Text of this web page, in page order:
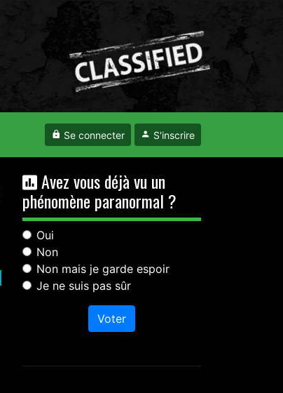
Se connecter S'inscrire
Avez vous déjà vu un
phénomène paranormal ?
Oui
Non
Non mais je garde espoir
Je ne suis pas sûr
Voter